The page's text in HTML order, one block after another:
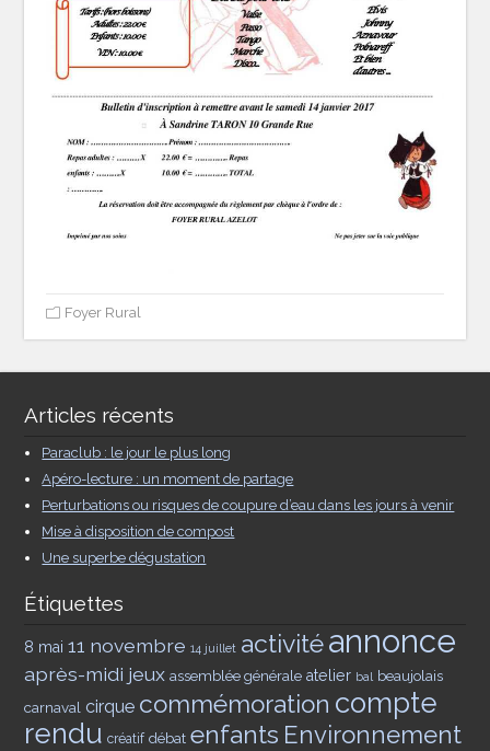
Foyer Rural
Articles récents
Paraclub : le jour le plus long
Apéro-lecture : un moment de partage
Perturbations ou risques de coupure d’eau dans les jours à venir
Mise à disposition de compost
Une superbe dégustation
Étiquettes
8 mai 11 novembre 14 juillet activitéannonce
après-midi jeux assemblée générale atelier bal beaujolais
carnaval cirque commémoration compte
rendu créatif débat enfants Environnement